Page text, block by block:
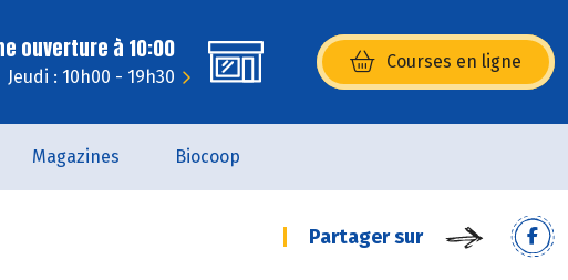
ouverture à 10:00
Jeudi : 10h00 - 19h30
Courses en ligne
(s’ouvre dans une nouvelle
Magazines Biocoop
Partager sur